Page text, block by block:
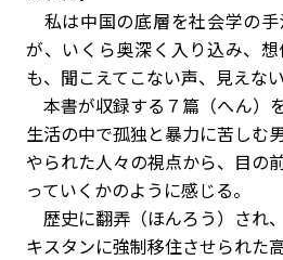
私は中国の底層を社会学の
が、いくら奥深く入り込み、
も、聞こえてこない声、見えな
本書が収録する７篇（へん）
生活の中で孤独と暴力に苦しむ
やられた人々の視点から、目の
っていくかのように感じる。
歴史に翻弄（ほんろう）され
キスタンに強制移住させられた